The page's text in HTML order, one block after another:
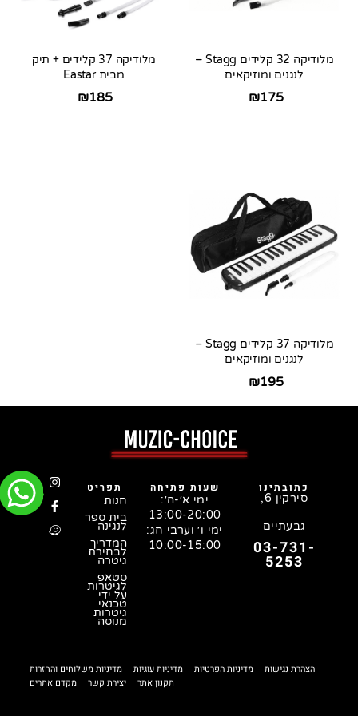
מלודיקה 32 קלידים Stagg –
לנגנים ומוזיקאים
₪175
מלודיקה 37 קלידים + תיק
מבית Eastar
₪185
מלודיקה 37 קלידים Stagg –
לנגנים ומוזיקאים
₪195
כתובתינו
סירקין 6,
גבעתיים
03-731-
5253
שעות פתיחה
ימי א׳-ה׳:
13:00-20:00
ימי ו׳ וערבי חג:
10:00-15:00
תפריט
חנות
בית ספר
לנגינה
המדריך
לבחירת
גיטרה
סטאפ
לגיטרות
על ידי
טכנאי
גיטרות
מנוסה
הצהרת נגישות מדיניות הפרטיות מדיניות עוגיות
מדיניות משלוחים והחזרות
תקנון אתר
יצירת קשר מקדם אתרים